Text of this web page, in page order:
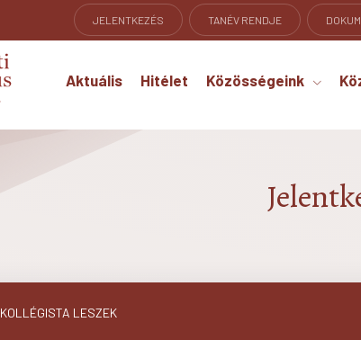
JELENTKEZÉS TANÉV RENDJE
Aktuális Hitélet Közösségeink
KOLLÉGISTA LESZEK